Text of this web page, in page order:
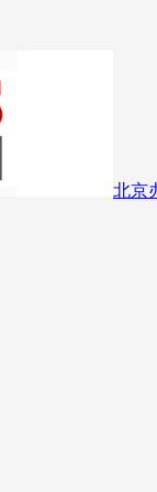
北京